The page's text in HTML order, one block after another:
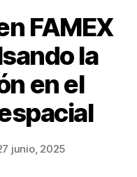
FAMEX
la
en el
junio, 2025